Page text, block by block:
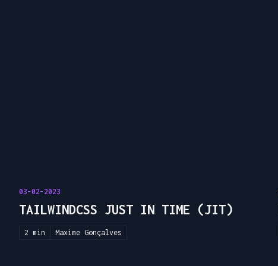
03-02-2023
TAILWINDCSS JUST IN TIME (JIT)
2 min Maxime Gonçalves